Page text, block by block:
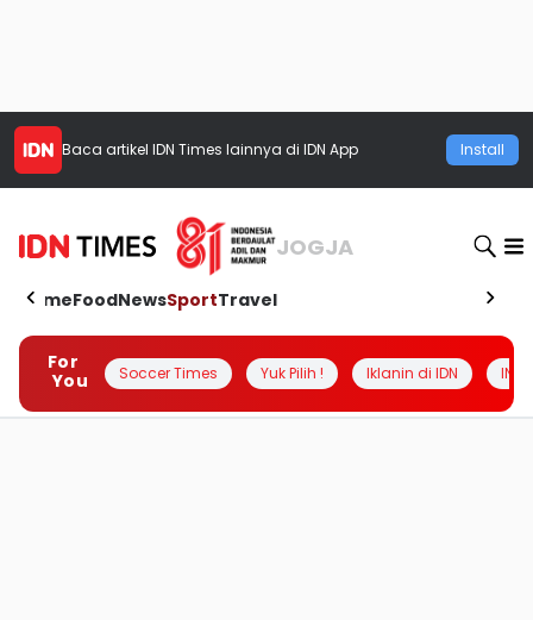
Baca artikel IDN Times lainnya di IDN App Install
JOGJA
HomeFoodNewsSportTravel
For
You
Soccer Times Yuk Pilih ! Iklanin di IDN